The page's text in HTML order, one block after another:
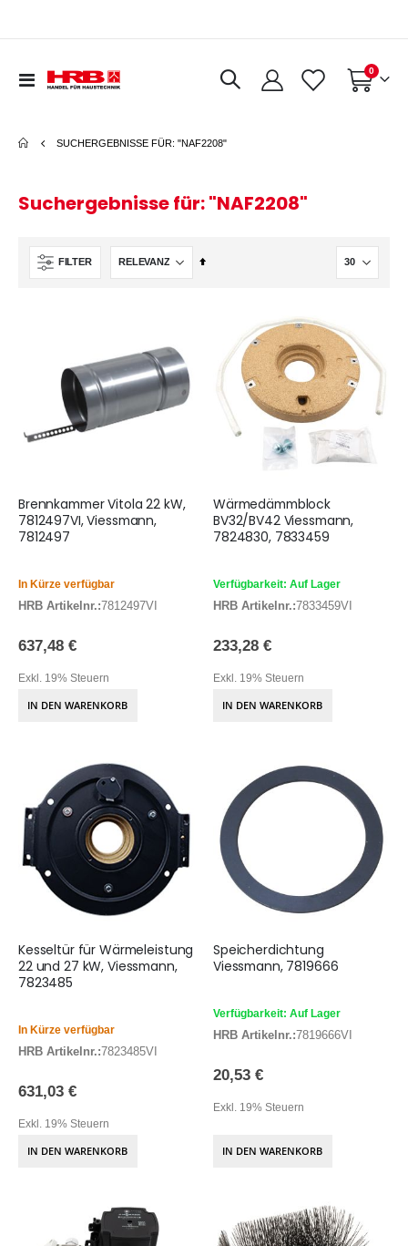
Navigation
Warenkorb
0Artikel
SUCHERGEBNISSE FÜR: "NAF2208"
Suchergebnisse für: "NAF2208"
FILTER
In
Brennkammer Vitola 22 kW,
7812497VI, Viessmann,
7812497
In Kürze verfügbar
HRB Artikelnr.:7812497VI
637,48 €
Exkl. 19% Steuern
IN DEN WARENKORB
Wärmedämmblock
BV32/BV42 Viessmann,
7824830, 7833459
Verfügbarkeit: Auf Lager
HRB Artikelnr.:7833459VI
233,28 €
Exkl. 19% Steuern
IN DEN WARENKORB
Kesseltür für Wärmeleistung
22 und 27 kW, Viessmann,
7823485
In Kürze verfügbar
HRB Artikelnr.:7823485VI
631,03 €
Exkl. 19% Steuern
IN DEN WARENKORB
Speicherdichtung
Viessmann, 7819666
Verfügbarkeit: Auf Lager
HRB Artikelnr.:7819666VI
20,53 €
Exkl. 19% Steuern
IN DEN WARENKORB